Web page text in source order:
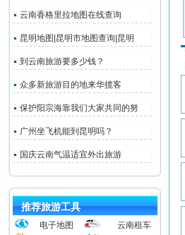
云南香格里拉地图在线查询
昆明地图|昆明市地图查询|昆明
到云南旅游要多少钱？
众多新旅游目的地来华揽客
保护阳宗海靠我们大家共同的努
广州坐飞机能到昆明吗？
国庆云南气温适宜外出旅游
推荐旅游工具
电子地图
云南租车